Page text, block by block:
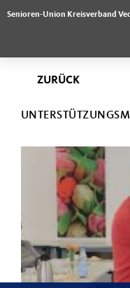
Senioren-Union Kreisverband
ZURÜCK